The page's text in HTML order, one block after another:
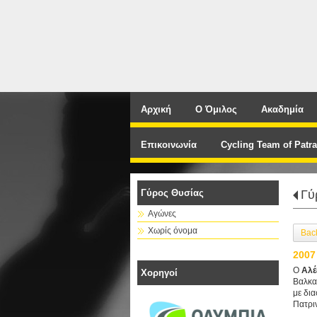
Αρχική Ο Όμιλος Ακαδημία
Επικοινωνία Cycling Team of
Γύρος Θυσίας
Αγώνες
Χωρίς όνομα
Χορηγοί Ο
με